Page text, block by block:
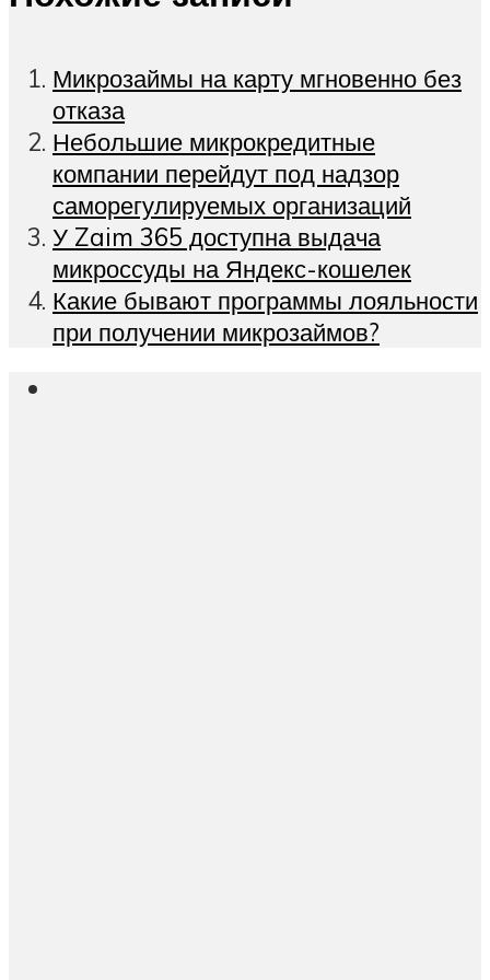
Микрозаймы на карту мгновенно без
отказа
Небольшие микрокредитные
компании перейдут под надзор
саморегулируемых организаций
У Zaim 365 доступна выдача
микроссуды на Яндекс-кошелек
Какие бывают программы лояльности
при получении микрозаймов?